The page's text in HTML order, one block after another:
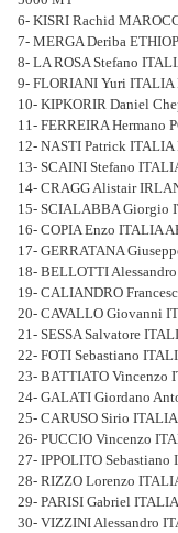
6- KISRI Rachid
7- MERGA Deriba
8- LA ROSA Stefano
9- FLORIANI Yuri
10- KIPKORIR Daniel
11- FERREIRA Hermano
12- NASTI Patrick
13- SCAINI Stefano
14- CRAGG Alistair
15- SCIALABBA Giorgio
16- COPIA Enzo ITALIA
17- GERRATANA
18- BELLOTTI
19- CALIANDRO
20- CAVALLO Giovanni
21- SESSA Salvatore
22- FOTI Sebastiano
23- BATTIATO Vincenzo
24- GALATI Giordano
25- CARUSO Sirio
26- PUCCIO Vincenzo
27- IPPOLITO
28- RIZZO Lorenzo
29- PARISI Gabriel
30- VIZZINI Alessandro